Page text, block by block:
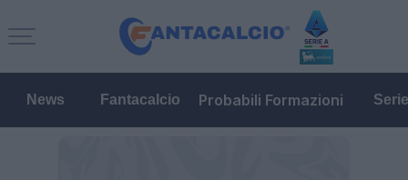
News Fantacalcio Probabili Formazioni